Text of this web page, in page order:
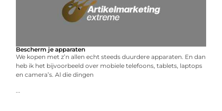
Bescherm je apparaten
We kopen met z’n allen echt steeds duurdere apparaten. En dan
heb ik het bijvoorbeeld over mobiele telefoons, tablets, laptops
en camera’s. Al die dingen
...